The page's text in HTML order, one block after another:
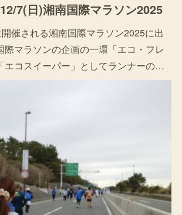
12/7(日)湘南国際マラソン2025
催される湘南国際マラソン2025に出
際マラソンの企画の一環「エコ・フレ
エコスイーパー」としてランナーの…